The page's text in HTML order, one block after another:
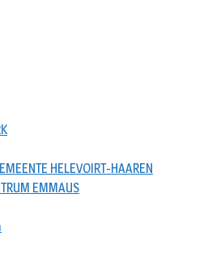
HELEVOIRT-HAAREN
EMMAUS